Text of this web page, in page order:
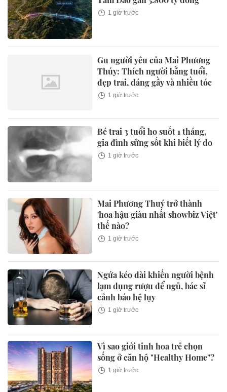
1 giờ trước
Gu người yêu của Mai Phương
Thúy: Thích người bằng tuổi,
đẹp trai, dáng gầy và nhiều tóc
1 giờ trước
Bé trai 3 tuổi ho suốt 1 tháng,
gia đình sửng sốt khi biết lý do
1 giờ trước
Mai Phương Thuý trở thành
'hoa hậu giàu nhất showbiz Việt'
thế nào?
1 giờ trước
Ngứa kéo dài khiến người bệnh
lạm dụng rượu để ngủ, bác sĩ
cảnh báo hệ lụy
1 giờ trước
Vì sao giới tinh hoa trẻ chọn
sống ở căn hộ "Healthy Home"?
1 giờ trước